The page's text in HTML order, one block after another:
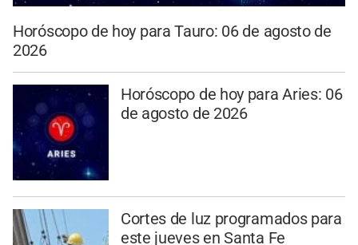
Horóscopo de hoy para Tauro: 06 de agosto de
2026
Horóscopo de hoy para Aries: 06
de agosto de 2026
Cortes de luz programados para
este jueves en Santa Fe